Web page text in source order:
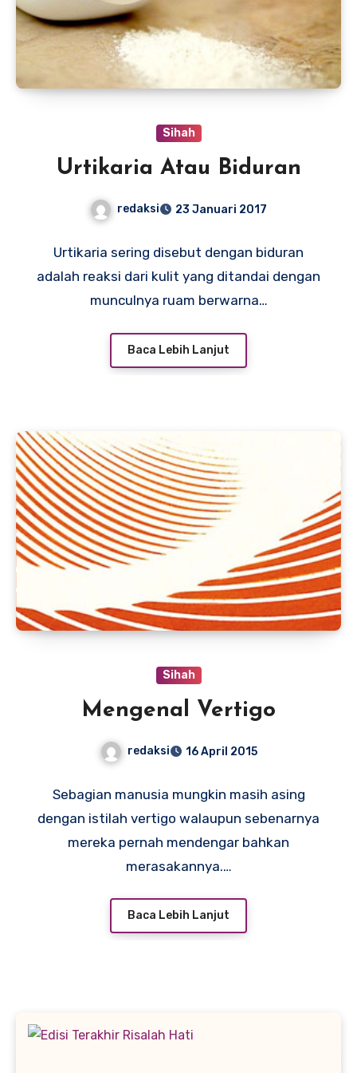
Sihah
Urtikaria Atau Biduran
redaksi 23 Januari 2017
Urtikaria sering disebut dengan biduran
adalah reaksi dari kulit yang ditandai dengan
munculnya ruam berwarna…
Baca Lebih Lanjut
Sihah
Mengenal Vertigo
redaksi 16 April 2015
Sebagian manusia mungkin masih asing
dengan istilah vertigo walaupun sebenarnya
mereka pernah mendengar bahkan
merasakannya.…
Baca Lebih Lanjut